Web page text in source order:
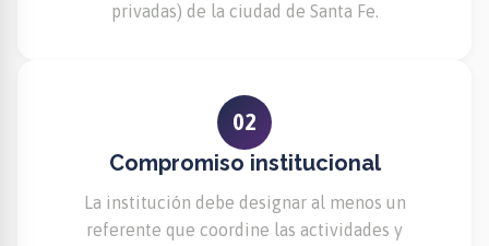
privadas) de la ciudad de Santa Fe.
02
Compromiso institucional
La institución debe designar al menos un
referente que coordine las actividades y